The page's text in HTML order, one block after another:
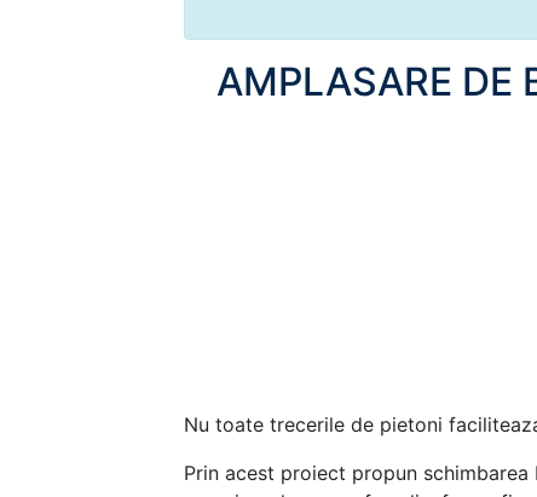
AMPLASARE DE
Nu toate trecerile de pietoni
Prin acest proiect propun